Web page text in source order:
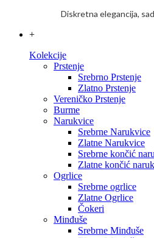
Diskretna elegancija,
+
Kolekcije
Prstenje
Srebrno Prstenje
Zlatno Prstenje
Vereničko Prstenje
Burme
Narukvice
Srebrne Narukvice
Zlatne Narukvice
Srebrne končić
Zlatne končić
Ogrlice
Srebrne ogrlice
Zlatne Ogrlice
Čokeri
Minđuše
Srebrne Minđuše